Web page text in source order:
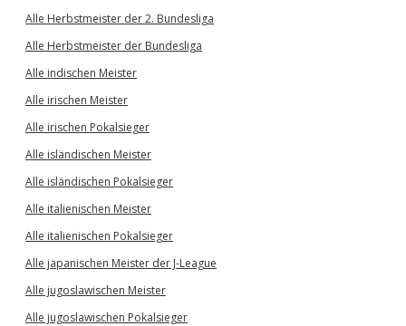
Alle Herbstmeister der 2. Bundesliga
Alle Herbstmeister der Bundesliga
Alle indischen Meister
Alle irischen Meister
Alle irischen Pokalsieger
Alle isländischen Meister
Alle isländischen Pokalsieger
Alle italienischen Meister
Alle italienischen Pokalsieger
Alle japanischen Meister der J-League
Alle jugoslawischen Meister
Alle jugoslawischen Pokalsieger